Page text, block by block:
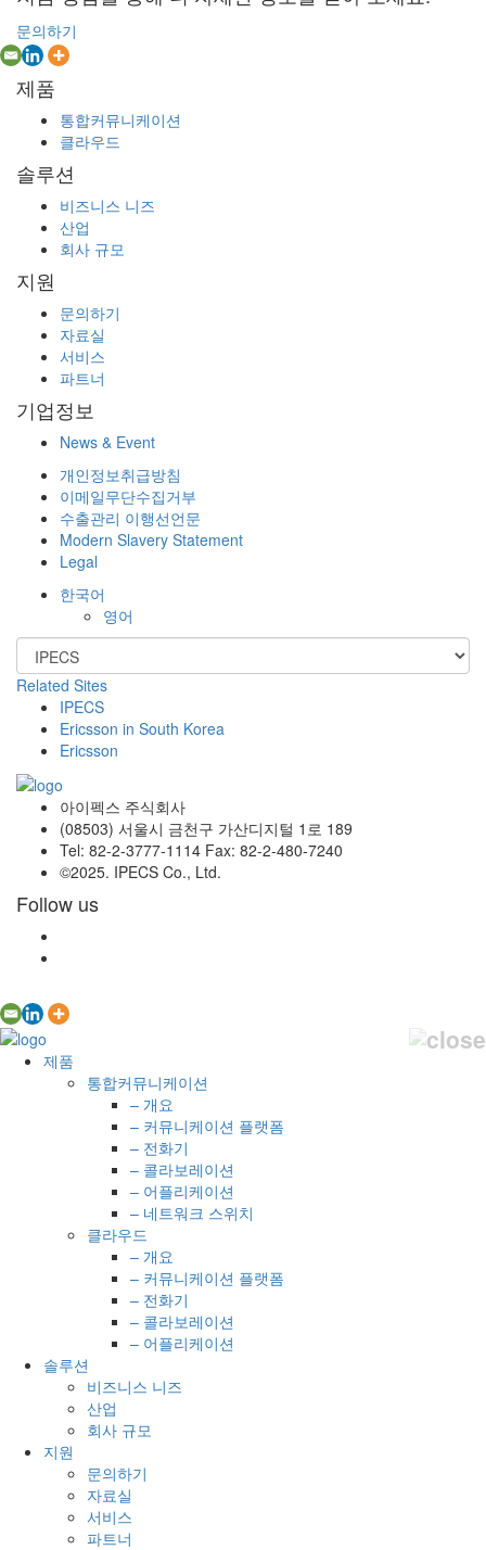
문의하기
제품
통합커뮤니케이션
클라우드
솔루션
비즈니스 니즈
산업
회사 규모
지원
문의하기
자료실
서비스
파트너
기업정보
News & Event
개인정보취급방침
이메일무단수집거부
수출관리 이행선언문
Modern Slavery Statement
Legal
한국어
영어
Related Sites
IPECS
Ericsson in South Korea
Ericsson
아이펙스 주식회사
(08503) 서울시 금천구 가산디지털 1로 189
Tel: 82-2-3777-1114 Fax: 82-2-480-7240
©2025. IPECS Co., Ltd.
Follow us
제품
통합커뮤니케이션
– 개요
– 커뮤니케이션 플랫폼
– 전화기
– 콜라보레이션
– 어플리케이션
– 네트워크 스위치
클라우드
– 개요
– 커뮤니케이션 플랫폼
– 전화기
– 콜라보레이션
– 어플리케이션
솔루션
비즈니스 니즈
산업
회사 규모
지원
문의하기
자료실
서비스
파트너